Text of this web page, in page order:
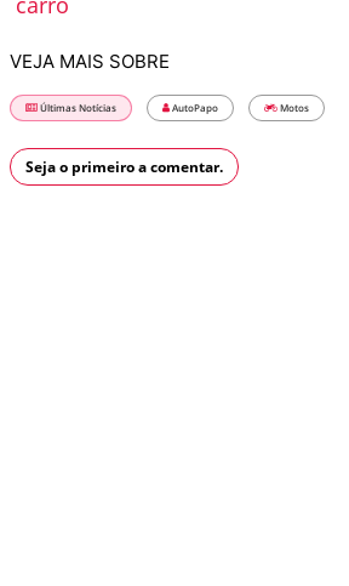
VEJA MAIS SOBRE
Últimas Notícias AutoPapo Motos
Seja o primeiro a comentar.